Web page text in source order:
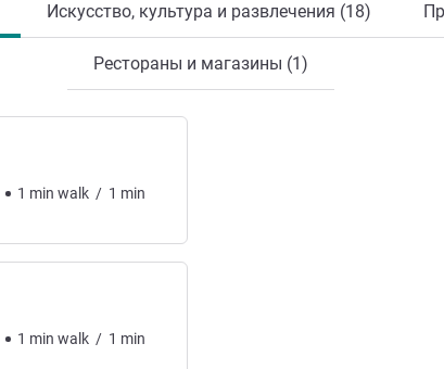
Искусство, культура и развлечения (18)
Рестораны и магазины (1)
1 min walk / 1 min
1 min walk / 1 min